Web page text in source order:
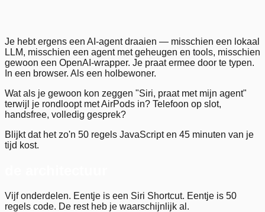
Je hebt ergens een AI-agent draaien — misschien een lokaal
LLM, misschien een agent met geheugen en tools, misschien
gewoon een OpenAI-wrapper. Je praat ermee door te typen.
In een browser. Als een holbewoner.
Wat als je gewoon kon zeggen "Siri, praat met mijn agent"
terwijl je rondloopt met AirPods in? Telefoon op slot,
handsfree, volledig gesprek?
Blijkt dat het zo'n 50 regels JavaScript en 45 minuten van je
tijd kost.
Vijf onderdelen. Eentje is een Siri Shortcut. Eentje is 50
regels code. De rest heb je waarschijnlijk al.